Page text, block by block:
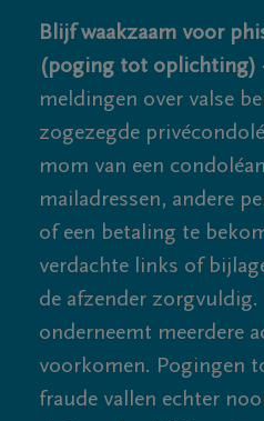
Blijf waakzaam voor
(poging tot oplichting)
meldingen over valse
zogezegde
mom van een
mailadressen, andere
of een betaling te
verdachte links of
de afzender zorgvuldig.
onderneemt meerdere
voorkomen. Pogingen
fraude vallen echter